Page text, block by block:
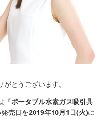
とうございます。
『ポータブル水素ガス吸引具
発売日を2019年10月1日(火)に